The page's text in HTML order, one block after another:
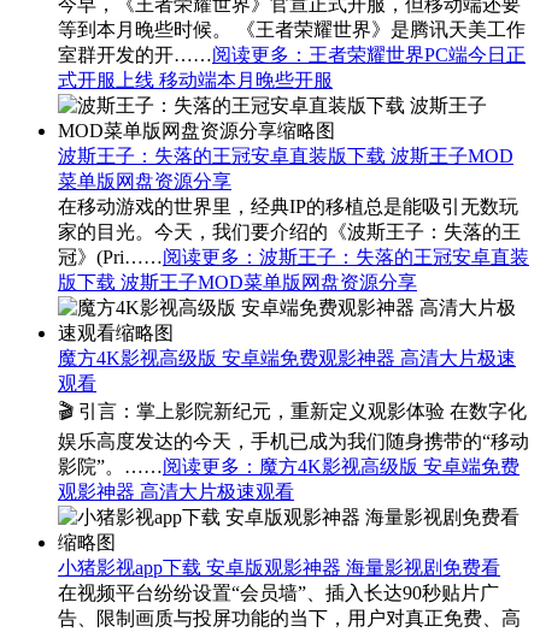
今早，《王者荣耀世界》官宣正式开服，但移动端还要
等到本月晚些时候。 《王者荣耀世界》是腾讯天美工作
室群开发的开……阅读更多 ：王者荣耀世界PC端今日正
式开服上线 移动端本月晚些开服
波斯王子：失落的王冠安卓直装版下载 波斯王子MOD
菜单版网盘资源分享
在移动游戏的世界里，经典IP的移植总是能吸引无数玩
家的目光。今天，我们要介绍的《波斯王子：失落的王
冠》(Pri……阅读更多 ：波斯王子：失落的王冠安卓直装
版下载 波斯王子MOD菜单版网盘资源分享
魔方4K影视高级版 安卓端免费观影神器 高清大片极速
观看
🎬 引言：掌上影院新纪元，重新定义观影体验 在数字化
娱乐高度发达的今天，手机已成为我们随身携带的“移动
影院”。……阅读更多 ：魔方4K影视高级版 安卓端免费
观影神器 高清大片极速观看
小猪影视app下载 安卓版观影神器 海量影视剧免费看
在视频平台纷纷设置“会员墙”、插入长达90秒贴片广
告、限制画质与投屏功能的当下，用户对真正免费、高